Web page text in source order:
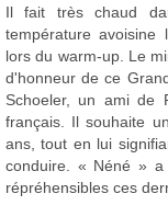
Il fait très chaud
température avoisine
lors du warm-up. Le
d'honneur de ce
Schoeler, un ami de
français. Il souhaite
ans, tout en lui
conduire. « Néné » a
répréhensibles ces